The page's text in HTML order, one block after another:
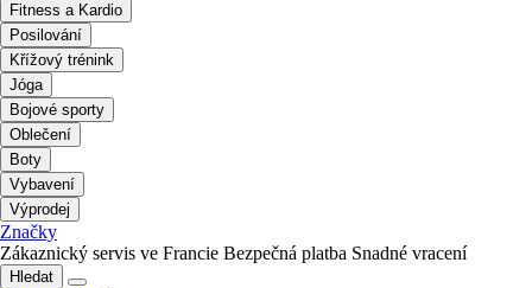
Fitness a Kardio
Posilování
Křížový trénink
Jóga
Bojové sporty
Oblečení
Boty
Vybavení
Výprodej
Značky
Zákaznický servis ve Francie Bezpečná platba Snadné vracení
Hledat